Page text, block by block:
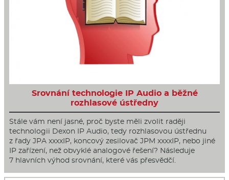
Srovnání technologie IP Audio a běžné
rozhlasové ústředny
Stále vám není jasné, proč byste měli zvolit raději
technologii Dexon IP Audio, tedy rozhlasovou ústřednu
z řady JPA xxxxIP, koncový zesilovač JPM xxxxIP, nebo jiné
IP zařízení, než obvyklé analogové řešení? Následuje
7 hlavních výhod srovnání, které vás přesvědčí.